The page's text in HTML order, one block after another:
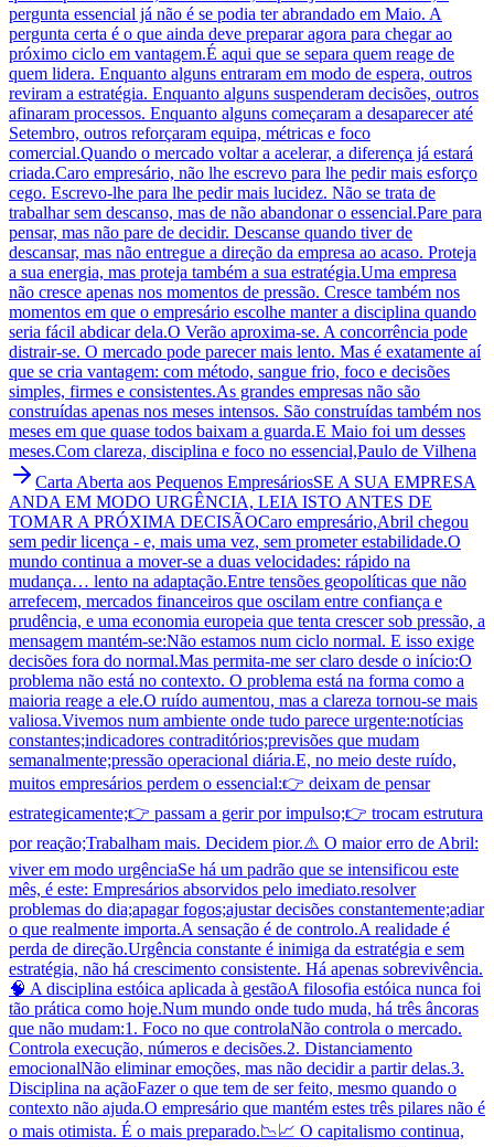
pergunta essencial já não é se podia ter abrandado em Maio. A
pergunta certa é o que ainda deve preparar agora para chegar ao
próximo ciclo em vantagem.É aqui que se separa quem reage de
quem lidera. Enquanto alguns entraram em modo de espera, outros
reviram a estratégia. Enquanto alguns suspenderam decisões, outros
afinaram processos. Enquanto alguns começaram a desaparecer até
Setembro, outros reforçaram equipa, métricas e foco
comercial.Quando o mercado voltar a acelerar, a diferença já estará
criada.Caro empresário, não lhe escrevo para lhe pedir mais esforço
cego. Escrevo-lhe para lhe pedir mais lucidez. Não se trata de
trabalhar sem descanso, mas de não abandonar o essencial.Pare para
pensar, mas não pare de decidir. Descanse quando tiver de
descansar, mas não entregue a direção da empresa ao acaso. Proteja
a sua energia, mas proteja também a sua estratégia.Uma empresa
não cresce apenas nos momentos de pressão. Cresce também nos
momentos em que o empresário escolhe manter a disciplina quando
seria fácil abdicar dela.O Verão aproxima-se. A concorrência pode
distrair-se. O mercado pode parecer mais lento. Mas é exatamente aí
que se cria vantagem: com método, sangue frio, foco e decisões
simples, firmes e consistentes.As grandes empresas não são
construídas apenas nos meses intensos. São construídas também nos
meses em que quase todos baixam a guarda.E Maio foi um desses
meses.Com clareza, disciplina e foco no essencial,Paulo de Vilhena
Carta Aberta aos Pequenos EmpresáriosSE A SUA EMPRESA
ANDA EM MODO URGÊNCIA, LEIA ISTO ANTES DE
TOMAR A PRÓXIMA DECISÃOCaro empresário,Abril chegou
sem pedir licença - e, mais uma vez, sem prometer estabilidade.O
mundo continua a mover-se a duas velocidades: rápido na
mudança… lento na adaptação.Entre tensões geopolíticas que não
arrefecem, mercados financeiros que oscilam entre confiança e
prudência, e uma economia europeia que tenta crescer sob pressão, a
mensagem mantém-se:Não estamos num ciclo normal. E isso exige
decisões fora do normal.Mas permita-me ser claro desde o início:O
problema não está no contexto. O problema está na forma como a
maioria reage a ele.O ruído aumentou, mas a clareza tornou-se mais
valiosa.Vivemos num ambiente onde tudo parece urgente:notícias
constantes;indicadores contraditórios;previsões que mudam
semanalmente;pressão operacional diária.E, no meio deste ruído,
muitos empresários perdem o essencial:👉 deixam de pensar
estrategicamente;👉 passam a gerir por impulso;👉 trocam estrutura
por reação;Trabalham mais. Decidem pior.⚠️ O maior erro de Abril:
viver em modo urgênciaSe há um padrão que se intensificou este
mês, é este: Empresários absorvidos pelo imediato.resolver
problemas do dia;apagar fogos;ajustar decisões constantemente;adiar
o que realmente importa.A sensação é de controlo.A realidade é
perda de direção.Urgência constante é inimiga da estratégia e sem
estratégia, não há crescimento consistente. Há apenas sobrevivência.
🧠 A disciplina estóica aplicada à gestãoA filosofia estóica nunca foi
tão prática como hoje.Num mundo onde tudo muda, há três âncoras
que não mudam:1. Foco no que controlaNão controla o mercado.
Controla execução, números e decisões.2. Distanciamento
emocionalNão eliminar emoções, mas não decidir a partir delas.3.
Disciplina na açãoFazer o que tem de ser feito, mesmo quando o
contexto não ajuda.O empresário que mantém estes três pilares não é
o mais otimista. É o mais preparado.📉📈 O capitalismo continua,